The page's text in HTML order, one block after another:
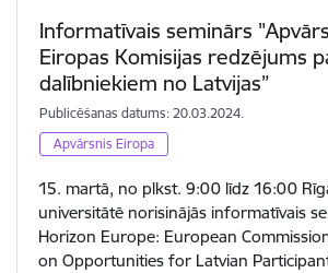
Informatīvais seminārs
Eiropas Komisijas redzējums
dalībniekiem no Latvijas”
Publicēšanas datums: 20.03.2024.
Apvārsnis Eiropa
15. martā, no plkst. 9:00 līdz 16:00
universitātē norisinājās informatīvais
Horizon Europe: European
on Opportunities for Latvian